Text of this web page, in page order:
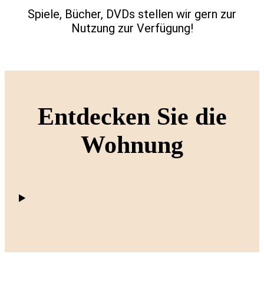
Spiele, Bücher, DVDs stellen wir gern zur
Nutzung zur Verfügung!
Entdecken Sie die
Wohnung